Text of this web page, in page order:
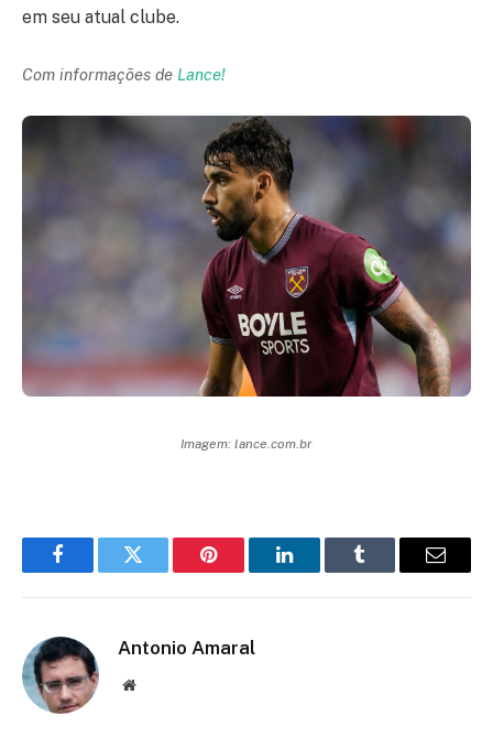
em seu atual clube.
Com informações de Lance!
Imagem: lance.com.br
FacebookTwitter Pinterest LinkedInTumblr Email
Antonio Amaral
Website